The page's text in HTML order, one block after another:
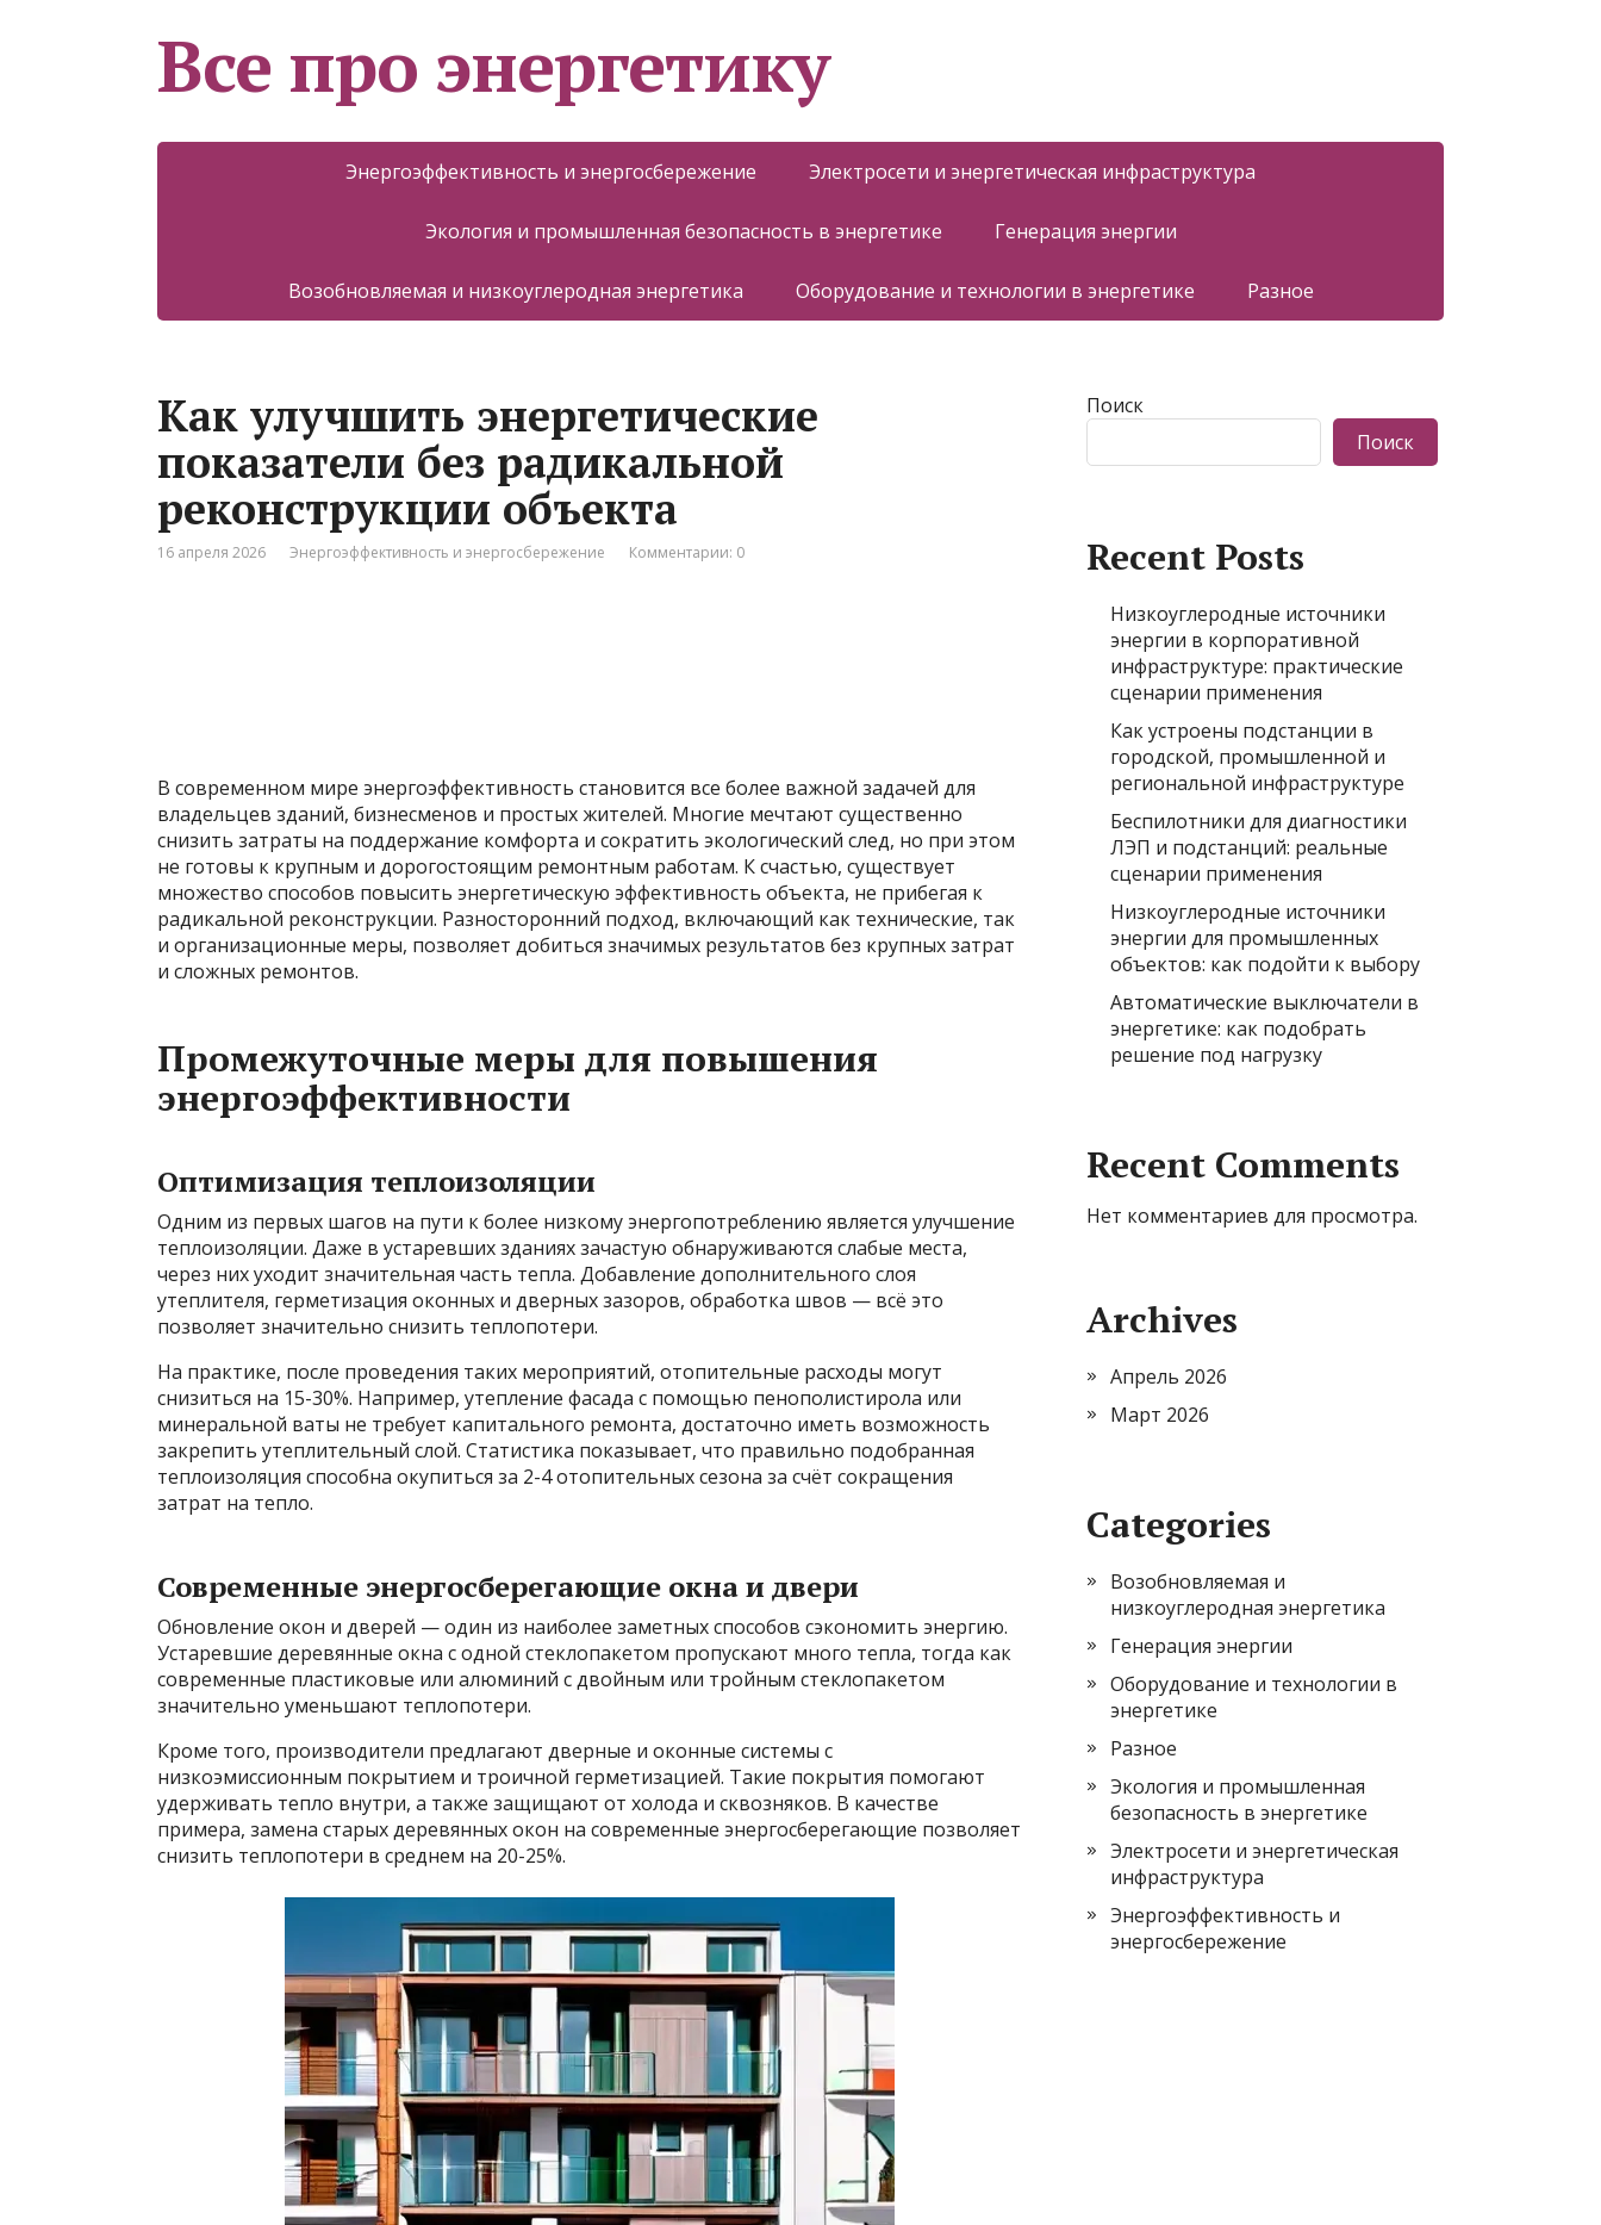
Все про энергетику
Энергоэффективность и энергосбережение Электросети и энергетическая инфраструктура
Экология и промышленная безопасность в энергетике Генерация энергии
Возобновляемая и низкоуглеродная энергетика Оборудование и технологии в энергетике Разное
Как улучшить энергетические
показатели без радикальной
реконструкции объекта
16 апреля 2026 Энергоэффективность и энергосбережение Комментарии: 0
В современном мире энергоэффективность становится все более важной задачей для
владельцев зданий, бизнесменов и простых жителей. Многие мечтают существенно
снизить затраты на поддержание комфорта и сократить экологический след, но при этом
не готовы к крупным и дорогостоящим ремонтным работам. К счастью, существует
множество способов повысить энергетическую эффективность объекта, не прибегая к
радикальной реконструкции. Разносторонний подход, включающий как технические, так
и организационные меры, позволяет добиться значимых результатов без крупных затрат
и сложных ремонтов.
Промежуточные меры для повышения
энергоэффективности
Оптимизация теплоизоляции
Одним из первых шагов на пути к более низкому энергопотреблению является улучшение
теплоизоляции. Даже в устаревших зданиях зачастую обнаруживаются слабые места,
через них уходит значительная часть тепла. Добавление дополнительного слоя
утеплителя, герметизация оконных и дверных зазоров, обработка швов — всё это
позволяет значительно снизить теплопотери.
На практике, после проведения таких мероприятий, отопительные расходы могут
снизиться на 15-30%. Например, утепление фасада с помощью пенополистирола или
минеральной ваты не требует капитального ремонта, достаточно иметь возможность
закрепить утеплительный слой. Статистика показывает, что правильно подобранная
теплоизоляция способна окупиться за 2-4 отопительных сезона за счёт сокращения
затрат на тепло.
Современные энергосберегающие окна и двери
Обновление окон и дверей — один из наиболее заметных способов сэкономить энергию.
Устаревшие деревянные окна с одной стеклопакетом пропускают много тепла, тогда как
современные пластиковые или алюминий с двойным или тройным стеклопакетом
значительно уменьшают теплопотери.
Кроме того, производители предлагают дверные и оконные системы с
низкоэмиссионным покрытием и троичной герметизацией. Такие покрытия помогают
удерживать тепло внутри, а также защищают от холода и сквозняков. В качестве
примера, замена старых деревянных окон на современные энергосберегающие позволяет
снизить теплопотери в среднем на 20-25%.
Поиск
Поиск
Recent Posts
Низкоуглеродные источники
энергии в корпоративной
инфраструктуре: практические
сценарии применения
Как устроены подстанции в
городской, промышленной и
региональной инфраструктуре
Беспилотники для диагностики
ЛЭП и подстанций: реальные
сценарии применения
Низкоуглеродные источники
энергии для промышленных
объектов: как подойти к выбору
Автоматические выключатели в
энергетике: как подобрать
решение под нагрузку
Recent Comments
Нет комментариев для просмотра.
Archives
Апрель 2026
Март 2026
Categories
Возобновляемая и
низкоуглеродная энергетика
Генерация энергии
Оборудование и технологии в
энергетике
Разное
Экология и промышленная
безопасность в энергетике
Электросети и энергетическая
инфраструктура
Энергоэффективность и
энергосбережение